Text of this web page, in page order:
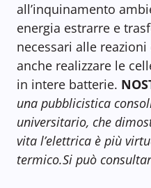
all’inquinamento
energia estrarre e
necessari alle
anche realizzare le
in intere batterie.
una pubblicistica
universitario, che
vita l’elettrica è più
termico.Si può